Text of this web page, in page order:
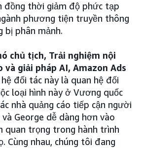
đồng thời giảm độ phức tạp
phương tiện truyền thông
bị phân mảnh.
chủ tịch, Trải nghiệm nội
và giải pháp AI, Amazon Ads
hệ đối tác này là quan hệ đối
loại hình này ở Vương quốc
nhà quảng cáo tiếp cận người
và George dễ dàng hơn vào
quan trọng trong hành trình
Cùng nhau, chúng tôi đang